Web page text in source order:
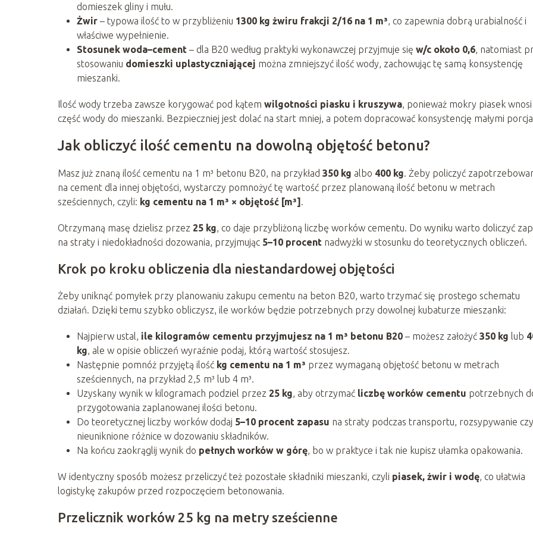
domieszek gliny i mułu.
Żwir – typowa ilość to w przybliżeniu 1300 kg żwiru frakcji 2/16 na 1 m³, co zapewnia dobrą urabialność i
właściwe wypełnienie.
Stosunek woda–cement – dla B20 według praktyki wykonawczej przyjmuje się w/c około 0,6, natomiast
stosowaniu domieszki uplastyczniającej można zmniejszyć ilość wody, zachowując tę samą konsystencję
mieszanki.
Ilość wody trzeba zawsze korygować pod kątem wilgotności piasku i kruszywa, ponieważ mokry piasek wnosi
część wody do mieszanki. Bezpieczniej jest dolać na start mniej, a potem dopracować konsystencję małymi
Jak obliczyć ilość cementu na dowolną objętość betonu?
Masz już znaną ilość cementu na 1 m³ betonu B20, na przykład 350 kg albo 400 kg. Żeby policzyć
na cement dla innej objętości, wystarczy pomnożyć tę wartość przez planowaną ilość betonu w metrach
sześciennych, czyli: kg cementu na 1 m³ × objętość [m³] .
Otrzymaną masę dzielisz przez 25 kg, co daje przybliżoną liczbę worków cementu. Do wyniku warto doliczyć
na straty i niedokładności dozowania, przyjmując 5–10 procent nadwyżki w stosunku do teoretycznych obliczeń.
Krok po kroku obliczenia dla niestandardowej objętości
Żeby uniknąć pomyłek przy planowaniu zakupu cementu na beton B20, warto trzymać się prostego schematu
działań. Dzięki temu szybko obliczysz, ile worków będzie potrzebnych przy dowolnej kubaturze mieszanki:
Najpierw ustal, ile kilogramów cementu przyjmujesz na 1 m³ betonu B20 – możesz założyć 350 kg lub
kg, ale w opisie obliczeń wyraźnie podaj, którą wartość stosujesz.
Następnie pomnóż przyjętą ilość kg cementu na 1 m³ przez wymaganą objętość betonu w metrach
sześciennych, na przykład 2,5 m³ lub 4 m³.
Uzyskany wynik w kilogramach podziel przez 25 kg, aby otrzymać liczbę worków cementu potrzebnych
przygotowania zaplanowanej ilości betonu.
Do teoretycznej liczby worków dodaj 5–10 procent zapasu na straty podczas transportu, rozsypywanie czy
nieuniknione różnice w dozowaniu składników.
Na końcu zaokrąglij wynik do pełnych worków w górę, bo w praktyce i tak nie kupisz ułamka opakowania.
W identyczny sposób możesz przeliczyć też pozostałe składniki mieszanki, czyli piasek, żwir i wodę, co ułatwia
logistykę zakupów przed rozpoczęciem betonowania.
Przelicznik worków 25 kg na metry sześcienne